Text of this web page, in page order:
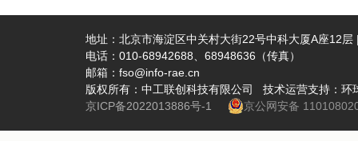
地址：北京市海淀区中关村大街22号中科大厦A座12层
电话：010-68942688、68948636（传真）
邮箱：fso@info-rae.cn
版权所有：中工联创科技有限公司 技术运营支持：
京ICP备2022013886号-1
京公网安备